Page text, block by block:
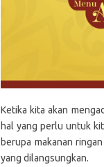
Ketika kita akan
hal yang perlu untuk
berupa makanan
yang dilangsungkan.